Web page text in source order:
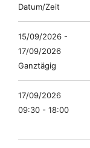
Datum/Zeit
15/09/2026 -
17/09/2026
Ganztägig
17/09/2026
09:30 - 18:00